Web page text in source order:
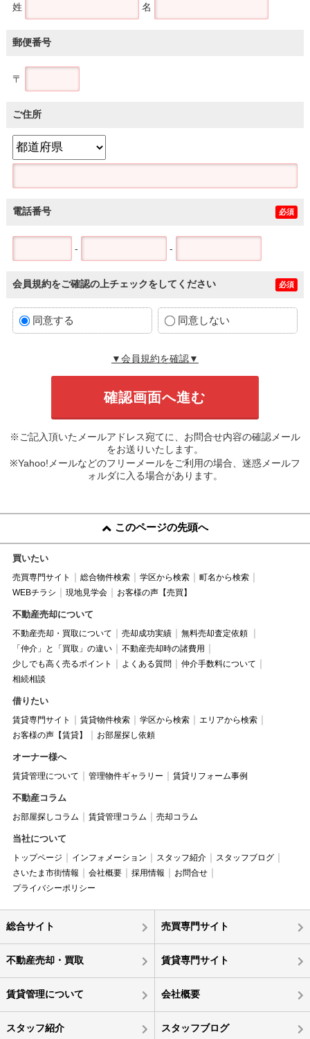
姓 名
郵便番号
〒
ご住所
電話番号 必須
- -
会員規約をご確認の上チェックをしてください 必須
同意する 同意しない
▼会員規約を確認▼
※ご記入頂いたメールアドレス宛てに、お問合せ内容の確認メール
をお送りいたします。
※Yahoo!メールなどのフリーメールをご利用の場合、迷惑メールフ
ォルダに入る場合があります。
このページの先頭へ
買いたい
売買専門サイト 総合物件検索 学区から検索
町名から検索
WEBチラシ
現地見学会 お客様の声【売買】
不動産売却について
不動産売却・買取について 売却成功実績
無料売却査定依頼
「仲介」と「買取」の違い
不動産売却時の諸費用
少しでも高く売るポイント
よくある質問
仲介手数料について
相続相談
借りたい
賃貸専門サイト 賃貸物件検索 学区から検索
エリアから検索
お客様の声【賃貸】
お部屋探し依頼
オーナー様へ
賃貸管理について 管理物件ギャラリー 賃貸リフォーム事例
不動産コラム
お部屋探しコラム 賃貸管理コラム 売却コラム
当社について
トップページ インフォメーション スタッフ紹介
スタッフブログ
さいたま市街情報
会社概要 採用情報
お問合せ
プライバシーポリシー
総合サイト 売買専門サイト
不動産売却・買取 賃貸専門サイト
賃貸管理について 会社概要
スタッフ紹介 スタッフブログ